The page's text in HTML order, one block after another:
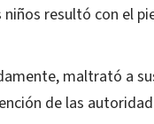
niños resultó con el
maltrató a
de las